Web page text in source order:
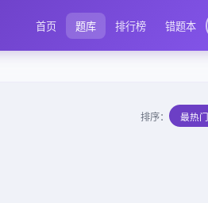
首页 题库 排行榜 错题本
排序： 最热门